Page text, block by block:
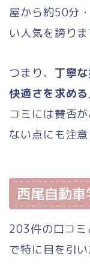
屋から約50分
い人気を誇りま
つまり、 丁寧
快適さを求める
コミには賛否
ない点にも注意
西尾自動
203件の口コミ
で特に目を引